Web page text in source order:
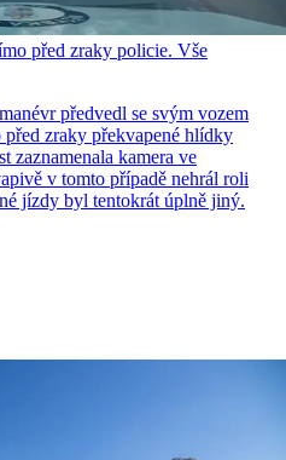
před zraky policie. Vše
předvedl se svým vozem
zraky překvapené hlídky
zaznamenala kamera ve
v tomto případě nehrál roli
jízdy byl tentokrát úplně jiný.